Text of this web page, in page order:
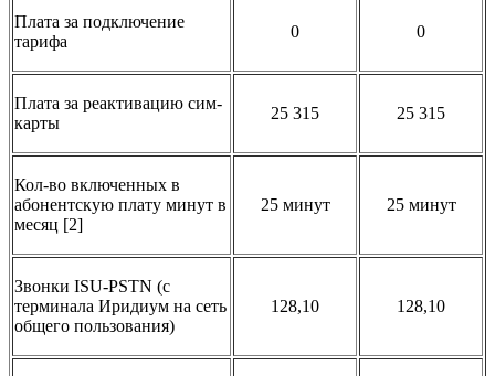
Плата за подключение
тарифа
0 0
Плата за реактивацию сим-
карты
25 315 25 315
Кол-во включенных в
абонентскую плату минут в
месяц [2]
25 минут 25 минут
Звонки ISU-PSTN (с
терминала Иридиум на сеть
общего пользования)
128,10 128,10